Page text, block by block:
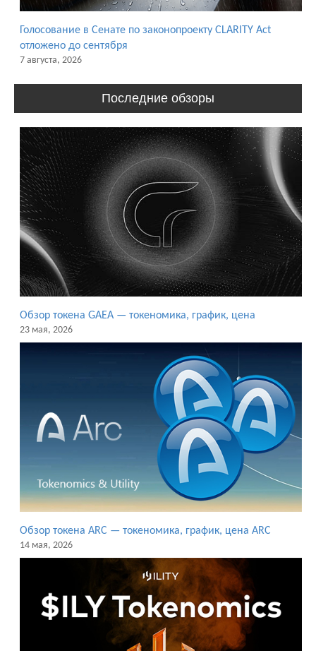
Голосование в Сенате по законопроекту CLARITY Act
отложено до сентября
7 августа, 2026
Последние обзоры
Обзор токена GAEA — токеномика, график, цена
23 мая, 2026
Обзор токена ARC — токеномика, график, цена ARC
14 мая, 2026